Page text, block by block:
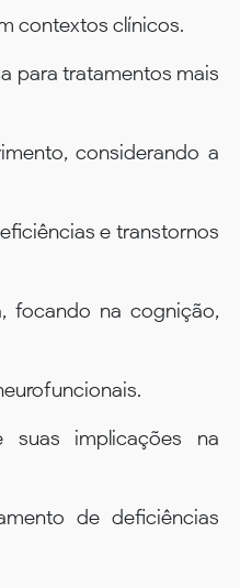
contextos clínicos.
para tratamentos mais
considerando a
e transtornos
focando na cognição,
suas implicações na
de deficiências